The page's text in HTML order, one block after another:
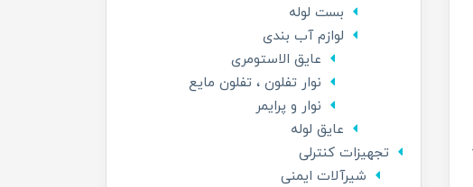
بست لوله
لوازم آب بندی
عایق الاستومری
نوار تفلون ، تفلون مایع
نوار و پرایمر
عایق لوله
تجهیزات کنترلی
شیرآلات ایمنی